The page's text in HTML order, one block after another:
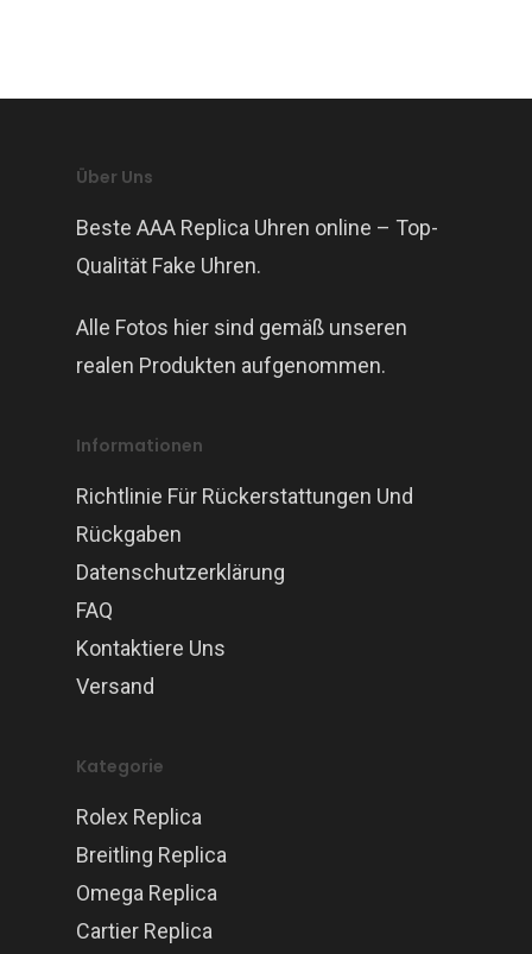
Über Uns
Beste AAA Replica Uhren online – Top-
Qualität Fake Uhren.
Alle Fotos hier sind gemäß unseren
realen Produkten aufgenommen.
Informationen
Richtlinie Für Rückerstattungen Und
Rückgaben
Datenschutzerklärung
FAQ
Kontaktiere Uns
Versand
Kategorie
Rolex Replica
Breitling Replica
Omega Replica
Cartier Replica